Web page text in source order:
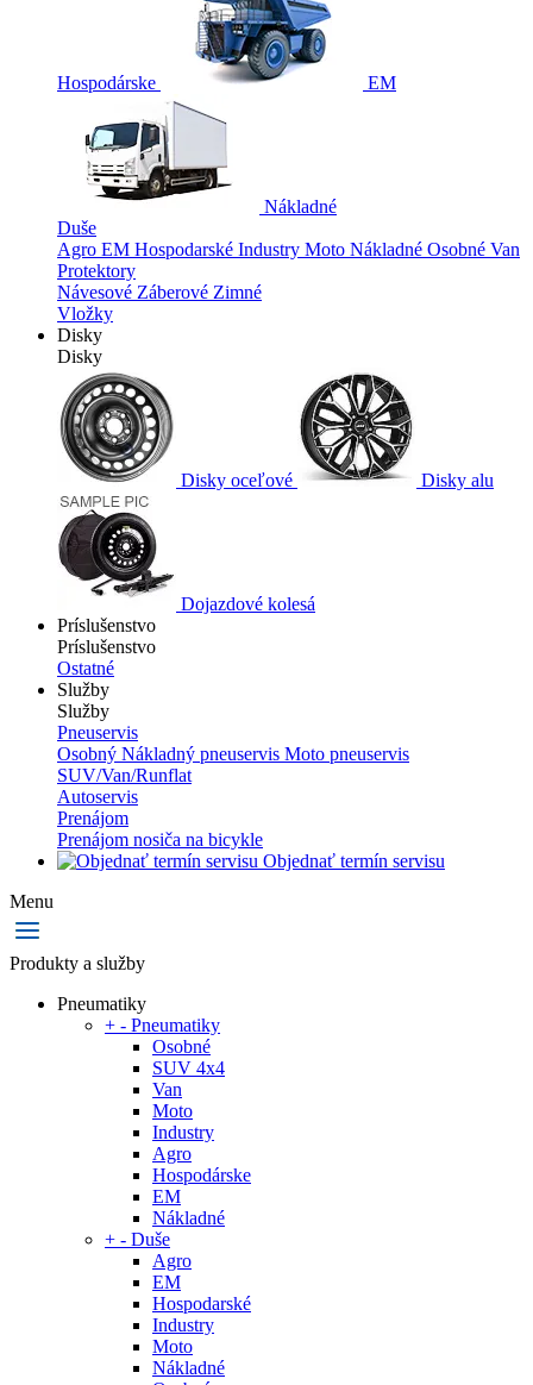
Hospodárske EM
Nákladné
Duše
Agro EM Hospodarské Industry Moto Nákladné Osobné Van
Protektory
Návesové Záberové Zimné
Vložky
Disky
Disky
Disky oceľové Disky alu
Dojazdové kolesá
Príslušenstvo
Príslušenstvo
Ostatné
Služby
Služby
Pneuservis
Osobný Nákladný pneuservis Moto pneuservis
SUV/Van/Runflat
Autoservis
Prenájom
Prenájom nosiča na bicykle
Objednať termín servisu
Menu
Produkty a služby
Pneumatiky
+ - Pneumatiky
Osobné
SUV 4x4
Van
Moto
Industry
Agro
Hospodárske
EM
Nákladné
+ - Duše
Agro
EM
Hospodarské
Industry
Moto
Nákladné